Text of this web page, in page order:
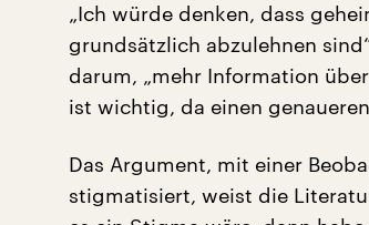
„Ich würde denken, dass
grundsätzlich abzulehnen
darum, „mehr Information
ist wichtig, da einen
Das Argument, mit einer
stigmatisiert, weist die